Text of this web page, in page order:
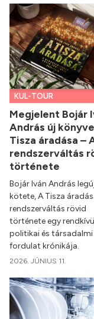
KUL-TOUR
Megjelent Bojár
András új
Tisza áradása –
rendszerváltás
története
Bojár Iván András
kötete, A Tisza
rendszerváltás rövid
története egy
politikai és társadalmi
fordulat krónikája.
2026. JÚNIUS 11.